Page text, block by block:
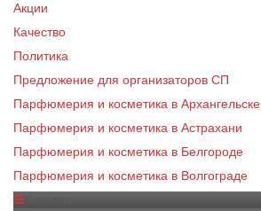
Акции
Качество
Политика
Предложение для организаторов СП
Парфюмерия и косметика в Архангельске
Парфюмерия и косметика в Астрахани
Парфюмерия и косметика в Белгороде
Парфюмерия и косметика в Волгограде